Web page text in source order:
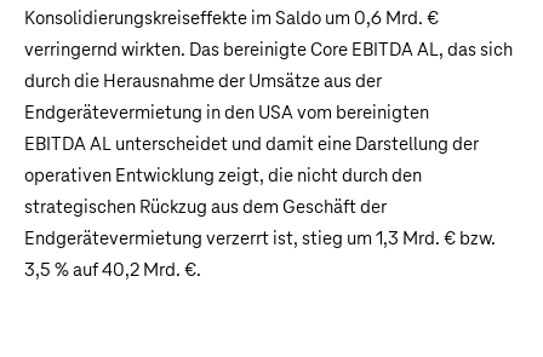
Konsolidierungskreiseffekte im Saldo um 0,6 Mrd. €
verringernd wirkten. Das bereinigte Core EBITDA AL, das sich
durch die Herausnahme der Umsätze aus der
Endgerätevermietung in den USA vom bereinigten
EBITDA AL unterscheidet und damit eine Darstellung der
operativen Entwicklung zeigt, die nicht durch den
strategischen Rückzug aus dem Geschäft der
Endgerätevermietung verzerrt ist, stieg um 1,3 Mrd. € bzw.
3,5 % auf40,2 Mrd. €.